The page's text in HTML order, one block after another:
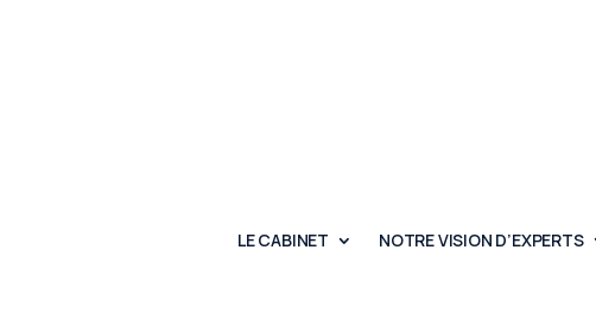
LE CABINET NOTRE VISION D’EXPERTS